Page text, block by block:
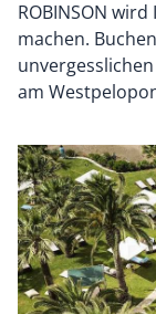
ROBINSON
machen.
unvergesslichen
am